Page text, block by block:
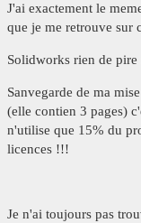
J'ai exactement le
que je me retrouve sur
Solidworks rien de
Sanvegarde de ma
(elle contien 3 pages)
n'utilise que 15% du
licences !!!
Je n'ai toujours pas